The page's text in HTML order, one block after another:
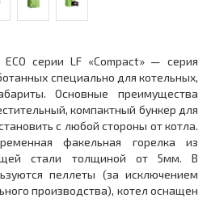
серии LF «Compact» — серия
специально для котельных,
Основные преимущества
компактный бункер для
с любой стороны от котла.
факельная горелка из
стали толщиной от 5мм. В
пеллеты (за исключением
производства), котел оснащен